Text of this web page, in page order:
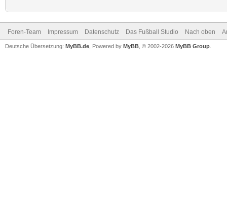
Foren-Team Impressum Datenschutz Das Fußball Studio Nach oben
Deutsche Übersetzung: MyBB.de , Powered by MyBB , © 2002-2026 MyBB Group